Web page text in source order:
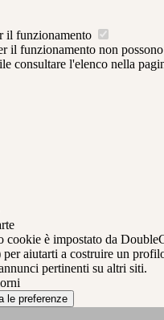
il funzionamento
il funzionamento non possono
consultare l'elenco nella
cookie è impostato da
aiutarti a costruire un
pertinenti su altri siti.
le preferenze